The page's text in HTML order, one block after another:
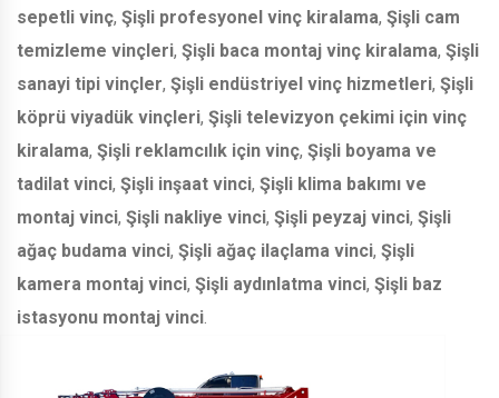
sepetli vinç, Şişli profesyonel vinç kiralama, Şişli cam
temizleme vinçleri, Şişli baca montaj vinç kiralama, Şişli
sanayi tipi vinçler, Şişli endüstriyel vinç hizmetleri, Şişli
köprü viyadük vinçleri, Şişli televizyon çekimi için vinç
kiralama, Şişli reklamcılık için vinç, Şişli boyama ve
tadilat vinci, Şişli inşaat vinci, Şişli klima bakımı ve
montaj vinci, Şişli nakliye vinci, Şişli peyzaj vinci, Şişli
ağaç budama vinci, Şişli ağaç ilaçlama vinci, Şişli
kamera montaj vinci, Şişli aydınlatma vinci, Şişli baz
istasyonu montaj vinci